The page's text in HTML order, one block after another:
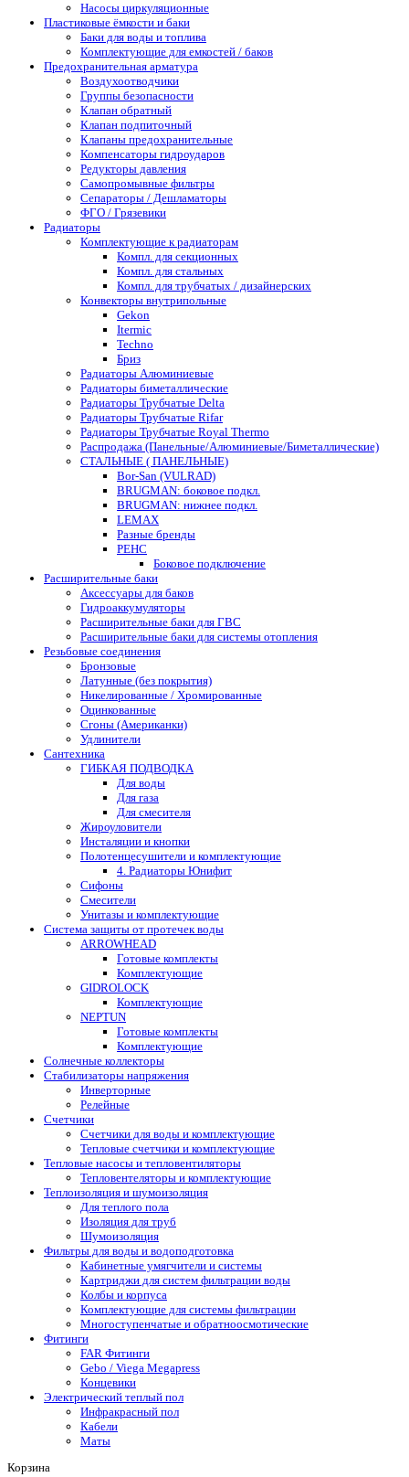
Насосы циркуляционные
Пластиковые ёмкости и баки
Баки для воды и топлива
Комплектующие для емкостей / баков
Предохранительная арматура
Воздухоотводчики
Группы безопасности
Клапан обратный
Клапан подпиточный
Клапаны предохранительные
Компенсаторы гидроударов
Редукторы давления
Самопромывные фильтры
Сепараторы / Дешламаторы
ФГО / Грязевики
Радиаторы
Комплектующие к радиаторам
Компл. для секционных
Компл. для стальных
Компл. для трубчатых / дизайнерских
Конвекторы внутрипольные
Gekon
Itermic
Techno
Бриз
Радиаторы Алюминиевые
Радиаторы биметаллические
Радиаторы Трубчатые Delta
Радиаторы Трубчатые Rifar
Радиаторы Трубчатые Royal Thermo
Распродажа (Панельные/Алюминиевые/Биметаллические)
СТАЛЬНЫЕ ( ПАНЕЛЬНЫЕ)
Bor-San (VULRAD)
BRUGMAN: боковое подкл.
BRUGMAN: нижнее подкл.
LEMAX
Разные бренды
РЕНС
Боковое подключение
Расширительные баки
Аксессуары для баков
Гидроаккумуляторы
Расширительные баки для ГВС
Расширительные баки для системы отопления
Резьбовые соединения
Бронзовые
Латунные (без покрытия)
Никелированные / Хромированные
Оцинкованные
Сгоны (Американки)
Удлинители
Сантехника
ГИБКАЯ ПОДВОДКА
Для воды
Для газа
Для смесителя
Жироуловители
Инсталяции и кнопки
Полотенцесушители и комплектующие
4. Радиаторы Юнифит
Сифоны
Смесители
Унитазы и комплектующие
Система защиты от протечек воды
ARROWHEAD
Готовые комплекты
Комплектующие
GIDROLOCK
Комплектующие
NEPTUN
Готовые комплекты
Комплектующие
Солнечные коллекторы
Стабилизаторы напряжения
Инверторные
Релейные
Счетчики
Счетчики для воды и комплектующие
Тепловые счетчики и комплектующие
Тепловые насосы и тепловентиляторы
Тепловентеляторы и комплектующие
Теплоизоляция и шумоизоляция
Для теплого пола
Изоляция для труб
Шумоизоляция
Фильтры для воды и водоподготовка
Кабинетные умягчители и системы
Картриджи для систем фильтрации воды
Колбы и корпуса
Комплектующие для системы фильтрации
Многоступенчатые и обратноосмотические
Фитинги
FAR Фитинги
Gebo / Viega Megapress
Концевики
Электрический теплый пол
Инфракрасный пол
Кабели
Маты
Корзина